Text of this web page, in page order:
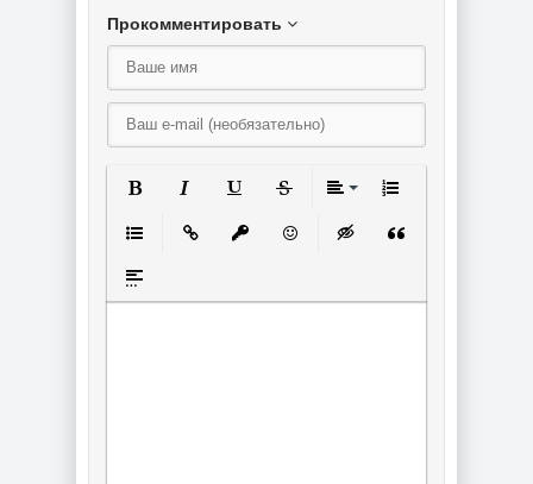
Прокомментировать
Вставка спойлера